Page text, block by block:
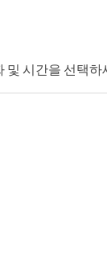
시간을 선택하